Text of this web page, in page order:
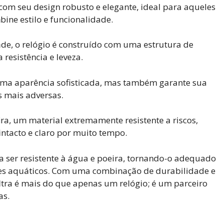
seu design robusto e elegante, ideal para aqueles
estilo e funcionalidade.
o relógio é construído com uma estrutura de
e leveza.
aparência sofisticada, mas também garante sua
adversas.
um material extremamente resistente a riscos,
e claro por muito tempo.
resistente à água e poeira, tornando-o adequado
aquáticos. Com uma combinação de durabilidade e
é mais do que apenas um relógio; é um parceiro